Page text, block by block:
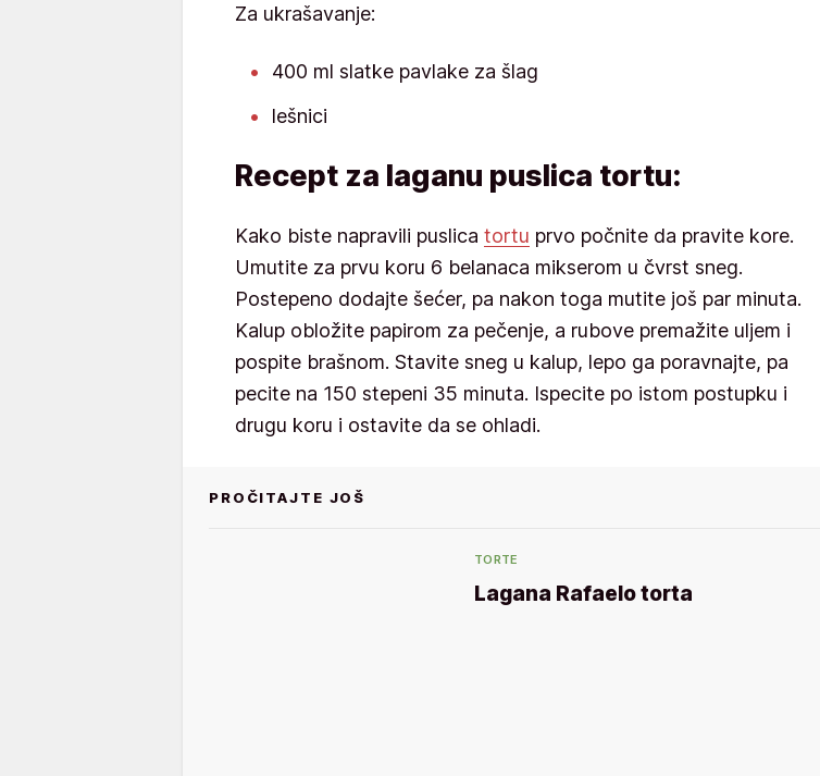
Za ukrašavanje:
400 ml slatke pavlake za šlag
lešnici
Recept za laganu puslica tortu:
Kako biste napravili puslica tortu prvo počnite da pravite kore.
Umutite za prvu koru 6 belanaca mikserom u čvrst sneg.
Postepeno dodajte šećer, pa nakon toga mutite još par minuta.
Kalup obložite papirom za pečenje, a rubove premažite uljem i
pospite brašnom. Stavite sneg u kalup, lepo ga poravnajte, pa
pecite na 150 stepeni 35 minuta. Ispecite po istom postupku i
drugu koru i ostavite da se ohladi.
PROČITAJTE JOŠ
TORTE
Lagana Rafaelo torta